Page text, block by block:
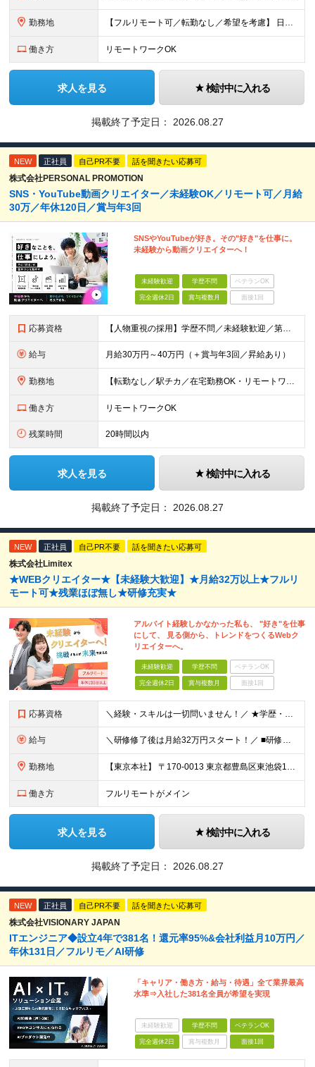
勤務地 【フルリモート可／転勤なし／希望を考慮】 日本47都道府県、どこでも就業可能！ （東京・神奈川・埼玉・千葉・北海道・宮城・愛知・大阪・福岡・新潟など 各拠点近郊のプロジェクト先） 【Point】
働き方 リモートワークOK
求人を見る 検討中に入れる
掲載終了予定日： 2026.08.27
NEW 正社員 自己PR不要 話を聞きたい応募可
株式会社PERSONAL PROMOTION
SNS・YouTube動画クリエイター／未経験OK／リモート可／月給
30万／年休120日／賞与年3回
SNSやYouTubeが好き。その"好き"を仕事に。
未経験から動画クリエイターへ！
未経験歓迎 学歴不問 ベテランOK
完全週休2日 賞与複数月 面接1回
応募資格 【人物重視の採用】学歴不問／未経験歓迎／第二新卒歓迎 「動画編集に挑戦したい！」 「YouTubeやTikTokが好き！」 「クリエイティブな仕事をしてみたい！」 そんな想いがあれば、経験やスキル
給与 月給30万円～40万円（＋賞与年3回／昇給あり）
勤務地 【転勤なし／駅チカ／在宅勤務OK・リモートワーク可能】 本社：東京都渋谷区代々木1-30-15 天翔代々木ビル5階 ★過去入社した先輩方の前職をご紹介（経験職種不問です）★ 一般職、秘書、総務、経理
働き方 リモートワークOK
残業時間 20時間以内
求人を見る 検討中に入れる
掲載終了予定日： 2026.08.27
NEW 正社員 自己PR不要 話を聞きたい応募可
株式会社Limitex
★WEBクリエイター★【未経験大歓迎】★月給32万以上★フルリ
モート可★残業ほぼ無し★研修充実★
アルバイト経験しかなかった私も、 "好き"を仕事
にして、 見る側から、トレンドをつくるWebク
リエイターへ。
未経験歓迎 学歴不問 ベテランOK
完全週休2日 賞与複数月 面接1回
応募資格 ＼経験・スキルは一切問いません！／ ★学歴・職歴不問 ★未経験・第二新卒歓迎！ ★正社員デビューも応援します！
給与 ＼研修修了後は月給32万円スタート！／ ■研修修了後 月給32万円＋賞与＋インセンティブ賞与 ※残業代は別途支給 ▽研修期間（6カ月）▽ 【経験者】 （営業・接客・マーケティングなどの経験をお持
勤務地 【東京本社】 〒170-0013 東京都豊島区東池袋1-17-11 パークハイツ池袋
働き方 フルリモートがメイン
求人を見る 検討中に入れる
掲載終了予定日： 2026.08.27
NEW 正社員 自己PR不要 話を聞きたい応募可
株式会社VISIONARY JAPAN
ITエンジニア◆設立4年で381名！還元率95%&会社利益月10万円／
年休131日／フルリモ／AI研修
「キャリア・働き方・給与・待遇」全て業界最高
水準⇒入社した381名全員が希望を実現
未経験歓迎 学歴不問 ベテランOK
完全週休2日 賞与複数月 面接1回